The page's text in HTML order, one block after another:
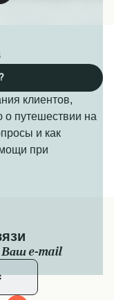
клиентов,
путешествии на
и как
при
Ваш e-mail